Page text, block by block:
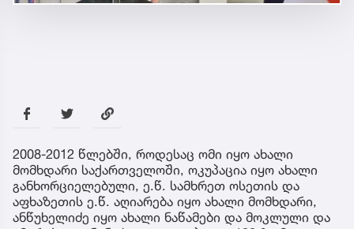
2008-2012 წლებში, როდესაც ომი იყო ახალი
მომხდარი საქართველოში, ოკუპაცია იყო ახალი
განხორციელებული, ე.წ. სამხრეთ ოსეთის და
აფხაზეთის ე.წ. აღიარება იყო ახალი მომხდარი,
ანწუხელიძე იყო ახალი ნაწამები და მოკლული და